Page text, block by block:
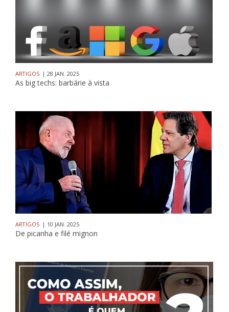
ARTIGOS | 28 JAN. 2025
As big techs: barbárie à vista
ARTIGOS | 10 JAN. 2025
De picanha e filé mignon